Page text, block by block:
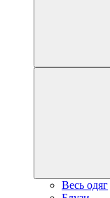
Весь одяг